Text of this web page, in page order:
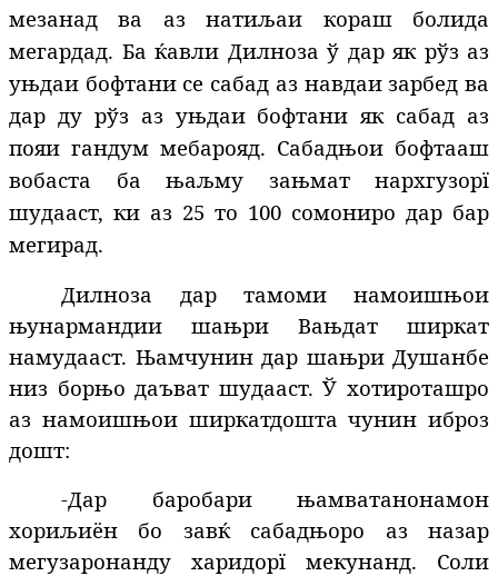
мезанад ва аз натиљаи кораш болида
мегардад. Ба ќавли Дилноза ў дар як рўз аз
уњдаи бофтани се сабад аз навдаи зарбед ва
дар ду рўз аз уњдаи бофтани як сабад аз
пояи гандум мебарояд. Сабадњои бофтааш
вобаста ба њаљму зањмат нархгузорї
шудааст, ки аз 25 то 100 сомониро дар бар
мегирад.
Дилноза дар тамоми намоишњои
њунармандии шањри Вањдат ширкат
намудааст. Њамчунин дар шањри Душанбе
низ борњо даъват шудааст. Ў хотироташро
аз намоишњои ширкатдошта чунин иброз
дошт:
-Дар баробари њамватанонамон
хориљиён бо завќ сабадњоро аз назар
мегузаронанду харидорї мекунанд. Соли